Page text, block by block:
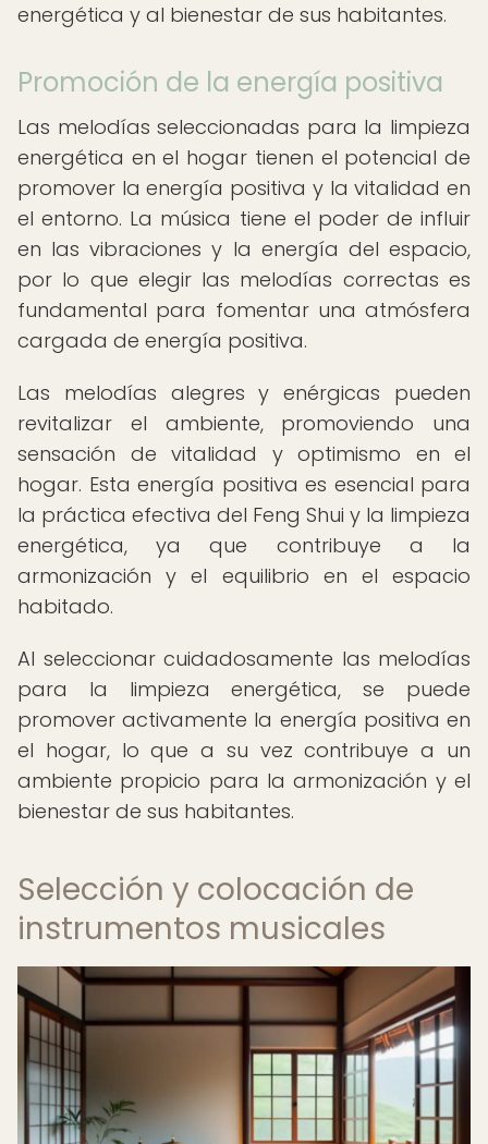
energética y al bienestar de sus habitantes.
Promoción de la energía positiva
Las melodías seleccionadas para la limpieza
energética en el hogar tienen el potencial de
promover la energía positiva y la vitalidad en
el entorno. La música tiene el poder de influir
en las vibraciones y la energía del espacio,
por lo que elegir las melodías correctas es
fundamental para fomentar una atmósfera
cargada de energía positiva.
Las melodías alegres y enérgicas pueden
revitalizar el ambiente, promoviendo una
sensación de vitalidad y optimismo en el
hogar. Esta energía positiva es esencial para
la práctica efectiva del Feng Shui y la limpieza
energética, ya que contribuye a la
armonización y el equilibrio en el espacio
habitado.
Al seleccionar cuidadosamente las melodías
para la limpieza energética, se puede
promover activamente la energía positiva en
el hogar, lo que a su vez contribuye a un
ambiente propicio para la armonización y el
bienestar de sus habitantes.
Selección y colocación de
instrumentos musicales